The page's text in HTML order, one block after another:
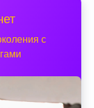
с